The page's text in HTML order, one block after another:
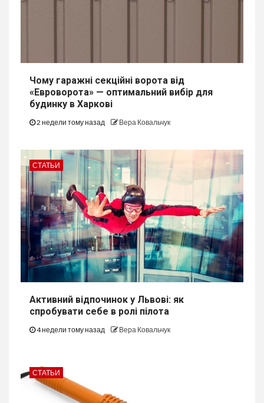
Чому гаражні секційні ворота від
«Евроворота» — оптимальний вибір для
будинку в Харкові
2 недели тому назад Вера Ковальчук
СТАТЬИ
Активний відпочинок у Львові: як
спробувати себе в ролі пілота
4 недели тому назад Вера Ковальчук
СТАТЬИ